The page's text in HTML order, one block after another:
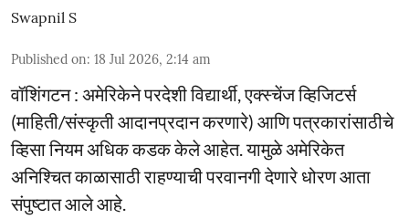
Swapnil S
Published on: 18 Jul 2026, 2:14 am
वॉशिंगटन : अमेरिकेने परदेशी विद्यार्थी, एक्स्चेंज व्हिजिटर्स
(माहिती/संस्कृती आदानप्रदान करणारे) आणि पत्रकारांसाठीचे
व्हिसा नियम अधिक कडक केले आहेत. यामुळे अमेरिकेत
अनिश्चित काळासाठी राहण्याची परवानगी देणारे धोरण आता
संपुष्टात आले आहे.